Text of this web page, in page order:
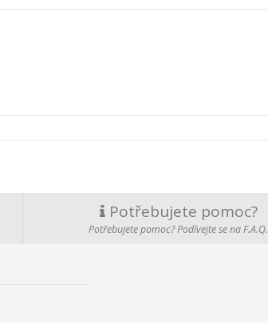
Potřebujete pomoc?
Potřebujete pomoc? Podívejte se na F.A.Q.